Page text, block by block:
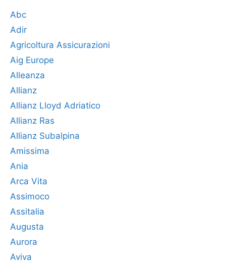
Abc
Adir
Agricoltura Assicurazioni
Aig Europe
Alleanza
Allianz
Allianz Lloyd Adriatico
Allianz Ras
Allianz Subalpina
Amissima
Ania
Arca Vita
Assimoco
Assitalia
Augusta
Aurora
Aviva